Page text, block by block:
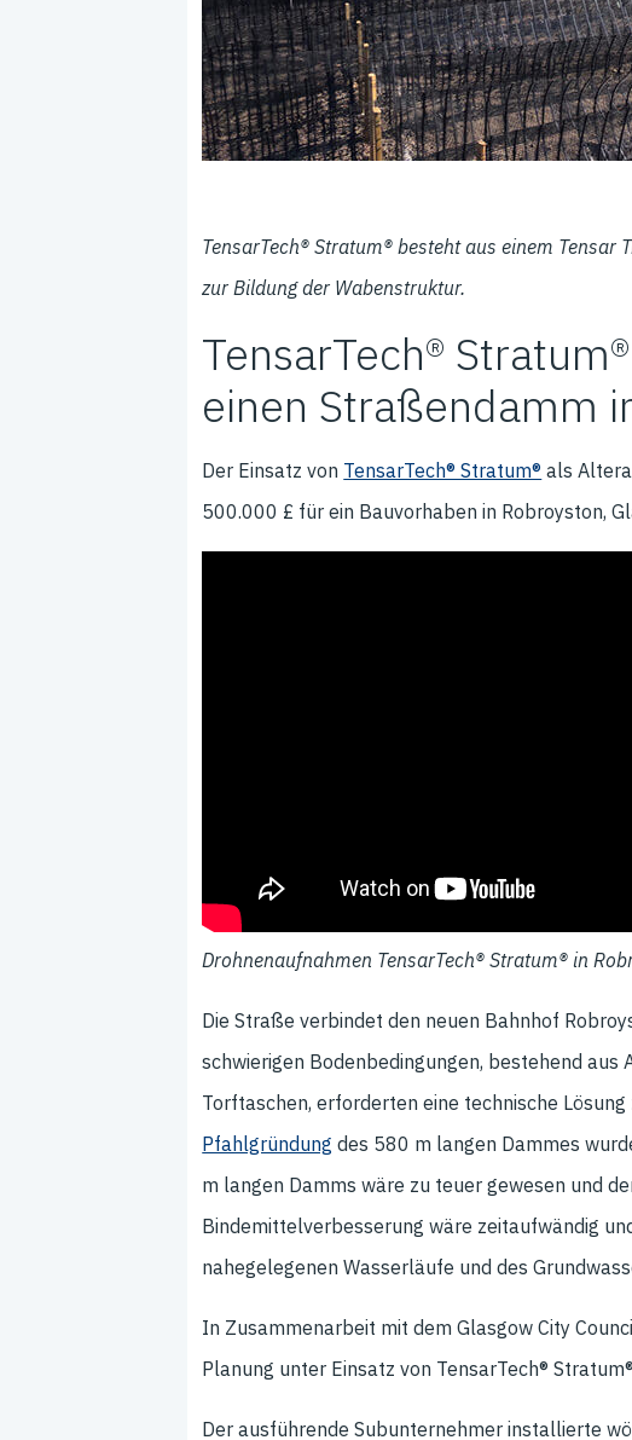
TensarTech® Stratum® besteht aus einem
zur Bildung der Wabenstruktur.
TensarTech®
einen Straßendamm
Der Einsatz von TensarTech® Stratum® als
500.000 £ für ein Bauvorhaben in Robroyston,
Drohnenaufnahmen TensarTech® Stratum® in
Die Straße verbindet den neuen Bahnhof
schwierigen Bodenbedingungen, bestehend
Torftaschen, erforderten eine technische
Pfahlgründung des 580 m langen Dammes
m langen Damms wäre zu teuer gewesen und
Bindemittelverbesserung wäre zeitaufwändig
nahegelegenen Wasserläufe und des
In Zusammenarbeit mit dem Glasgow City
Planung unter Einsatz von TensarTech®
Der ausführende Subunternehmer installierte